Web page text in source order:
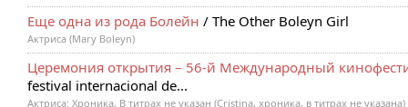
Еще одна из рода Болейн / The Other Boleyn Girl
Актриса (Mary Boleyn)
Церемония открытия – 56-й Международный
festival internacional de...
Актриса: Хроника, В титрах не указан (Cristina, хроника, в титрах не указана)